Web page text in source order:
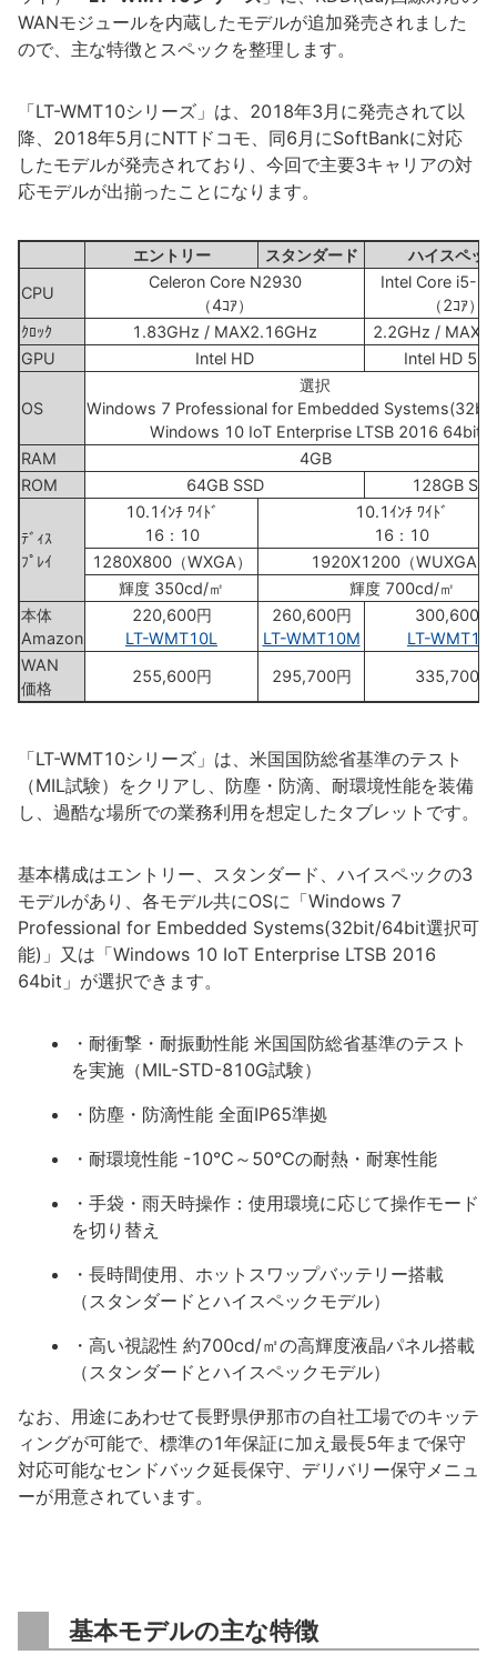
WANモジュールを内蔵したモデルが追加発売されました
ので、主な特徴とスペックを整理します。
「LT-WMT10シリーズ」は、2018年3月に発売されて以
降、2018年5月にNTTドコモ、同6月にSoftBankに対応
したモデルが発売されており、今回で主要3キャリアの対
応モデルが出揃ったことになります。
エントリー スタンダード
ハイスペッ
CPU
Celeron Core N2930
（4ｺｱ）
Intel Core i5-
（2ｺｱ）
ｸﾛｯｸ
1.83GHz / MAX2.16GHz
2.2GHz /
GPU
Intel HD Intel HD
OS
選択
Windows 7 Professional for Embedded
Windows 10 IoT Enterprise LTSB 2016 64bit
RAM
4GB
ROM
64GB SSD 128GB
ﾃﾞｨｽ
ﾌﾟﾚｲ
10.1ｲﾝﾁ ﾜｲﾄﾞ
16：10
10.1ｲﾝﾁ ﾜｲﾄﾞ
16：10
1280X800（WXGA）
1920X1200（WUXGA）
輝度 350cd/㎡
輝度 700cd/㎡
本体
Amazon
220,600円
LT-WMT10L
260,600円
LT-WMT10M
300,600円
LT-
WAN
価格
255,600円 295,700円 335,700円
「LT-WMT10シリーズ」は、米国国防総省基準のテスト
（MIL試験）をクリアし、防塵・防滴、耐環境性能を装備
し、過酷な場所での業務利用を想定したタブレットです。
基本構成はエントリー、スタンダード、ハイスペックの3
モデルがあり、各モデル共にOSに「Windows 7
Professional for Embedded Systems(32bit/64bit選択可
能)」又は「Windows 10 IoT Enterprise LTSB 2016
64bit」が選択できます。
・耐衝撃・耐振動性能 米国国防総省基準のテスト
を実施（MIL-STD-810G試験）
・防塵・防滴性能 全面IP65準拠
・耐環境性能 -10℃～50℃の耐熱・耐寒性能
・手袋・雨天時操作：使用環境に応じて操作モード
を切り替え
・長時間使用、ホットスワップバッテリー搭載
（スタンダードとハイスペックモデル）
・高い視認性 約700cd/㎡の高輝度液晶パネル搭載
（スタンダードとハイスペックモデル）
なお、用途にあわせて長野県伊那市の自社工場でのキッテ
ィングが可能で、標準の1年保証に加え最長5年まで保守
対応可能なセンドバック延長保守、デリバリー保守メニュ
ーが用意されています。
基本モデルの主な特徴